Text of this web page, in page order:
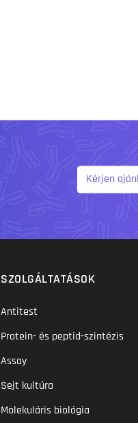
Kérjen
SZOLGÁLTATÁSOK
Antitest
Protein- és peptid-szintézis
Assay
Sejt kultúra
Molekuláris biológia